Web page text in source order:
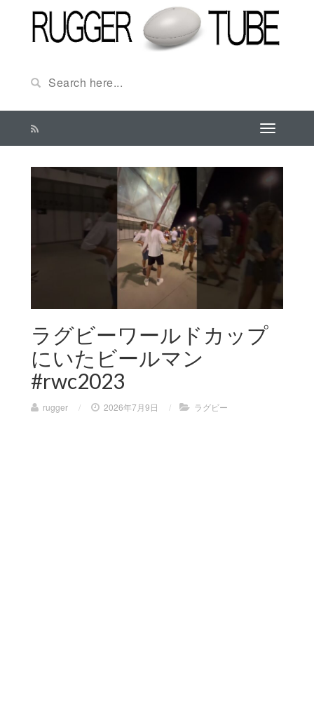
ラグビーワールドカップ
にいたビールマン
#rwc2023
rugger / 2026年7月9日 / ラグビー